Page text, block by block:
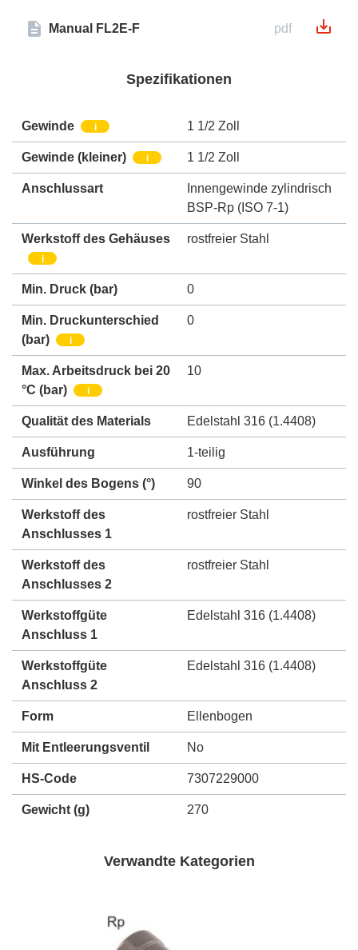
Manual FL2E-F pdf
Spezifikationen
Gewinde i 1 1/2 Zoll
Gewinde (kleiner) i 1 1/2 Zoll
Anschlussart
Innengewinde zylindrisch
BSP-Rp (ISO 7-1)
Werkstoff des Gehäuses
i
rostfreier Stahl
Min. Druck (bar) 0
Min. Druckunterschied
(bar)
i
0
Max. Arbeitsdruck bei 20
°C (bar)
i
10
Qualität des Materials Edelstahl 316 (1.4408)
Ausführung 1-teilig
Winkel des Bogens (°) 90
Werkstoff des
Anschlusses 1
rostfreier Stahl
Werkstoff des
Anschlusses 2
rostfreier Stahl
Werkstoffgüte
Anschluss 1
Edelstahl 316 (1.4408)
Werkstoffgüte
Anschluss 2
Edelstahl 316 (1.4408)
Form Ellenbogen
Mit Entleerungsventil No
HS-Code 7307229000
Gewicht (g) 270
Verwandte Kategorien